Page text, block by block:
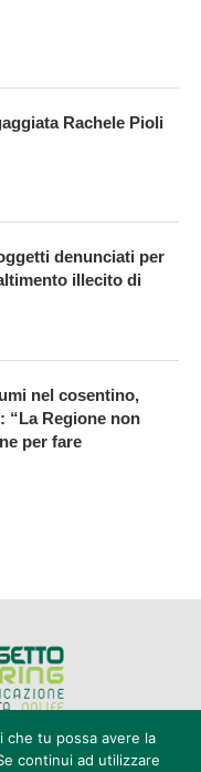
Rachele Pioli
denunciati per
illecito di
nel cosentino,
“La Regione non
per fare
che tu possa avere la
continui ad utilizzare